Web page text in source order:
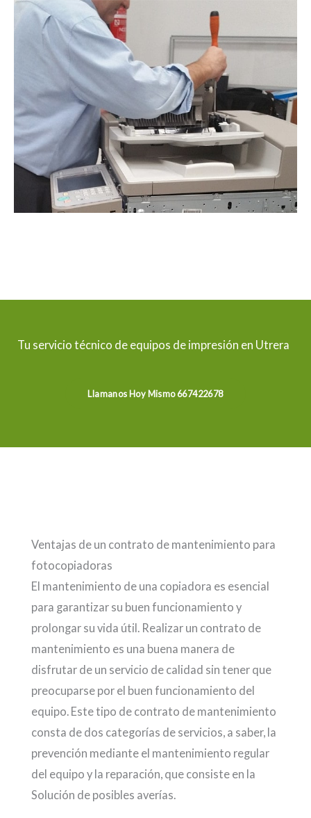
Tu servicio técnico de equipos de impresión en Utrera
Llamanos Hoy Mismo 667422678
Ventajas de un contrato de mantenimiento para
fotocopiadoras
El mantenimiento de una copiadora es esencial
para garantizar su buen funcionamiento y
prolongar su vida útil. Realizar un contrato de
mantenimiento es una buena manera de
disfrutar de un servicio de calidad sin tener que
preocuparse por el buen funcionamiento del
equipo. Este tipo de contrato de mantenimiento
consta de dos categorías de servicios, a saber, la
prevención mediante el mantenimiento regular
del equipo y la reparación, que consiste en la
Solución de posibles averías.